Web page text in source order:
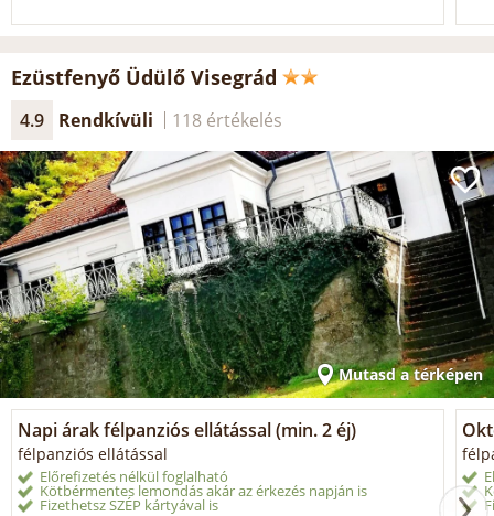
Ezüstfenyő Üdülő Visegrád
4.9 Rendkívüli 118 értékelés
Mutasd a térképen
Napi árak félpanziós ellátással (min. 2 éj)
félpanziós ellátással
Előrefizetés nélkül foglalható
Kötbérmentes lemondás akár az érkezés napján is
Fizethetsz SZÉP kártyával is